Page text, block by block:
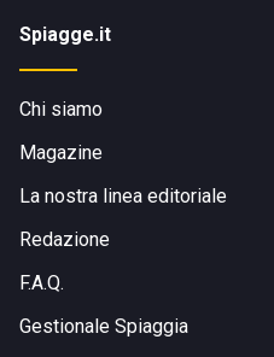
Spiagge.it
Chi siamo
Magazine
La nostra linea editoriale
Redazione
F.A.Q.
Gestionale Spiaggia